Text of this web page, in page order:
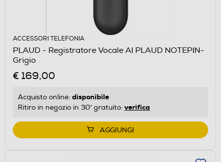
ACCESSORI TELEFONIA
PLAUD - Registratore Vocale AI PLAUD NOTEPIN-
Grigio
€ 169,00
Acquisto online: disponibile
Ritiro in negozio in 30' gratuito: verifica
AGGIUNGI